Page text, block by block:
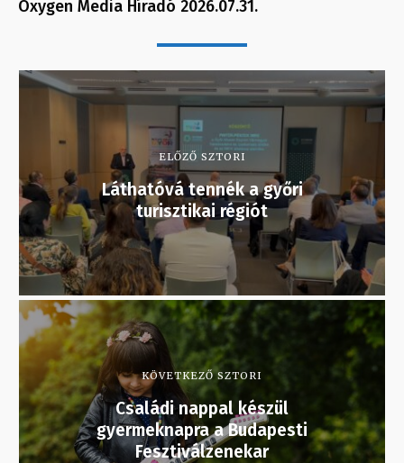
Oxygen Media Híradó 2026.07.31.
ELŐZŐ SZTORI
Láthatóvá tennék a győri
turisztikai régiót
KÖVETKEZŐ SZTORI
Családi nappal készül
gyermeknapra a Budapesti
Fesztiválzenekar